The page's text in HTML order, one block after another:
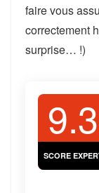
faire vous
correctement
surprise… !)
9.3
SCORE